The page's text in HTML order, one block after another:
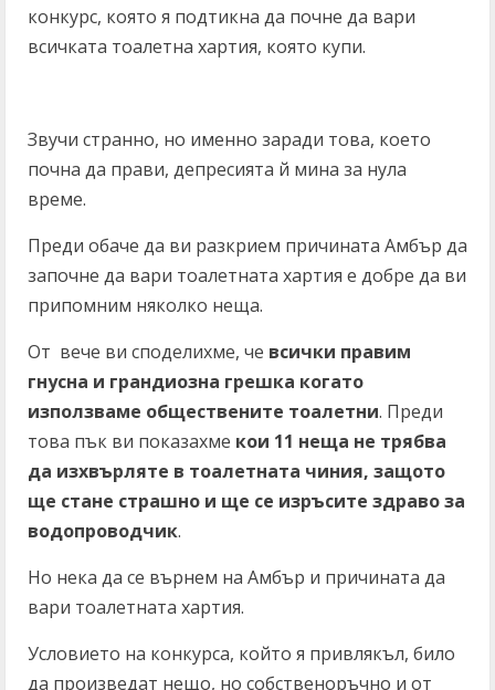
конкурс, която я подтикна да почне да вари
всичката тоалетна хартия, която купи.
Звучи странно, но именно заради това, което
почна да прави, депресията й мина за нула
време.
Преди обаче да ви разкрием причината Амбър да
започне да вари тоалетната хартия е добре да ви
припомним няколко неща.
От вече ви споделихме, че всички правим
гнусна и грандиозна грешка когато
използваме обществените тоалетни. Преди
това пък ви показахме кои 11 неща не трябва
да изхвърляте в тоалетната чиния, защото
ще стане страшно и ще се изръсите здраво за
водопроводчик.
Но нека да се върнем на Амбър и причината да
вари тоалетната хартия.
Условието на конкурса, който я привлякъл, било
да произведат нещо, но собственоръчно и от